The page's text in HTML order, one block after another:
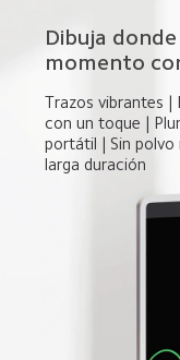
Dibuja
momento
Trazos vibrantes |
con un toque |
portátil | Sin
larga duración